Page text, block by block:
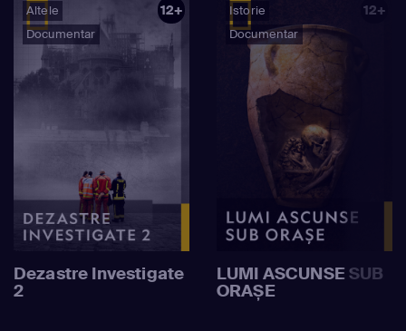
Altele
Documentar
12+
Dezastre Investigate
2
Istorie
Documentar
12+
LUMI ASCUNSE SUB
ORAȘE